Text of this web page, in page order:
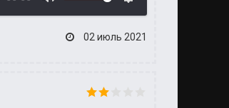
02 июль 2021